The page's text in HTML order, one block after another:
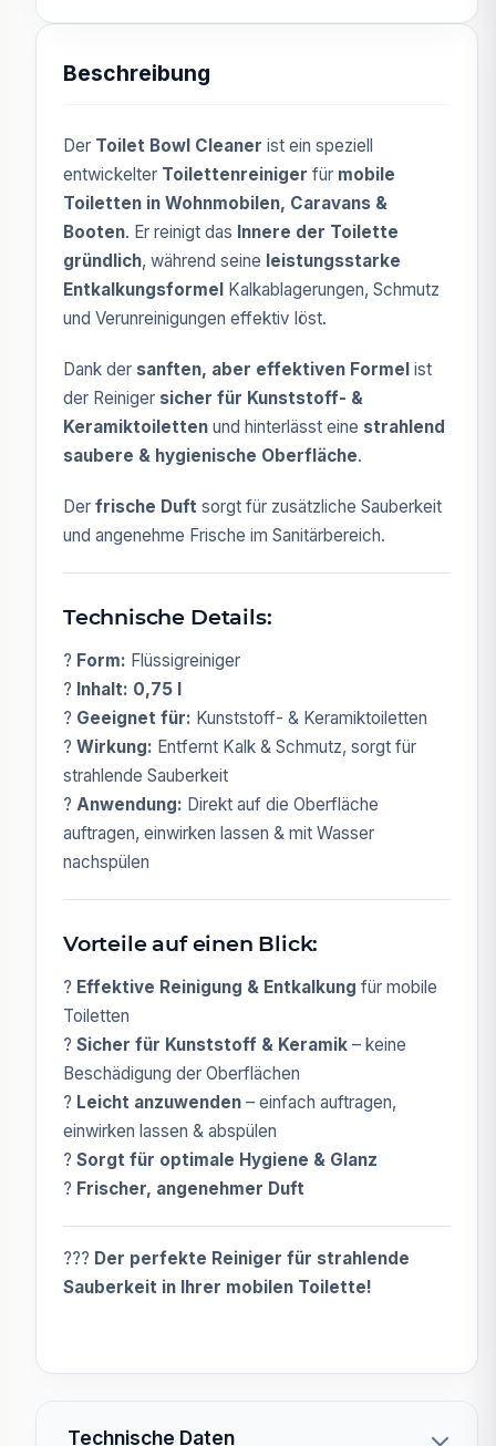
Beschreibung
Der Toilet Bowl Cleaner ist ein speziell
entwickelter Toilettenreiniger für mobile
Toiletten in Wohnmobilen, Caravans &
Booten. Er reinigt das Innere der Toilette
gründlich, während seine leistungsstarke
Entkalkungsformel Kalkablagerungen, Schmutz
und Verunreinigungen effektiv löst.
Dank der sanften, aber effektiven Formel ist
der Reiniger sicher für Kunststoff- &
Keramiktoiletten und hinterlässt eine strahlend
saubere & hygienische Oberfläche.
Der frische Duft sorgt für zusätzliche Sauberkeit
und angenehme Frische im Sanitärbereich.
Technische Details:
? Form: Flüssigreiniger
? Inhalt: 0,75 l
? Geeignet für: Kunststoff- & Keramiktoiletten
? Wirkung: Entfernt Kalk & Schmutz, sorgt für
strahlende Sauberkeit
? Anwendung: Direkt auf die Oberfläche
auftragen, einwirken lassen & mit Wasser
nachspülen
Vorteile auf einen Blick:
? Effektive Reinigung & Entkalkung für mobile
Toiletten
? Sicher für Kunststoff & Keramik – keine
Beschädigung der Oberflächen
? Leicht anzuwenden – einfach auftragen,
einwirken lassen & abspülen
? Sorgt für optimale Hygiene & Glanz
? Frischer, angenehmer Duft
??? Der perfekte Reiniger für strahlende
Sauberkeit in Ihrer mobilen Toilette!
Technische Daten